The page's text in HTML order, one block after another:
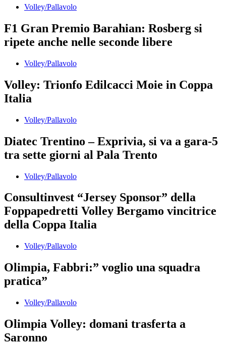
Volley/Pallavolo
F1 Gran Premio Barahian: Rosberg si
ripete anche nelle seconde libere
Volley/Pallavolo
Volley: Trionfo Edilcacci Moie in Coppa
Italia
Volley/Pallavolo
Diatec Trentino – Exprivia, si va a gara-5
tra sette giorni al Pala Trento
Volley/Pallavolo
Consultinvest “Jersey Sponsor” della
Foppapedretti Volley Bergamo vincitrice
della Coppa Italia
Volley/Pallavolo
Olimpia, Fabbri:” voglio una squadra
pratica”
Volley/Pallavolo
Olimpia Volley: domani trasferta a
Saronno